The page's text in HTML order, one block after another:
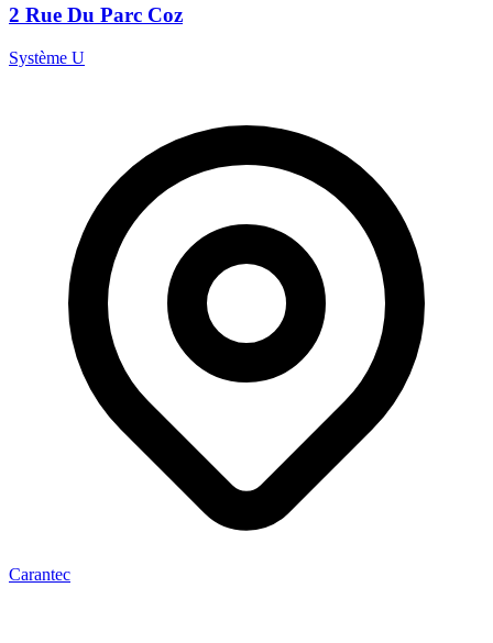
2 Rue Du Parc Coz
Système U
Carantec